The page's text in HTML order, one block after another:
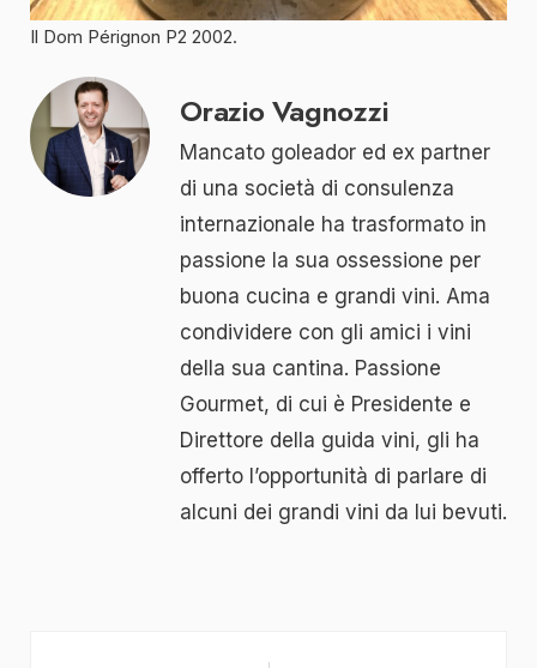
Il Dom Pérignon P2 2002.
Orazio Vagnozzi
Mancato goleador ed ex partner
di una società di consulenza
internazionale ha trasformato in
passione la sua ossessione per
buona cucina e grandi vini. Ama
condividere con gli amici i vini
della sua cantina. Passione
Gourmet, di cui è Presidente e
Direttore della guida vini, gli ha
offerto l’opportunità di parlare di
alcuni dei grandi vini da lui bevuti.